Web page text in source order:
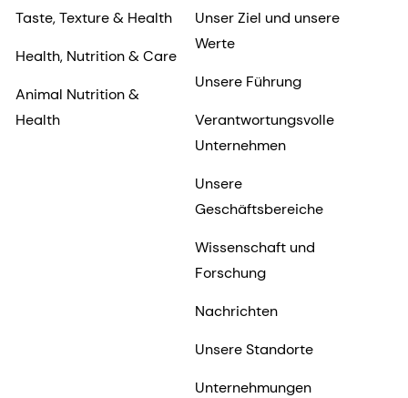
Taste, Texture & Health
Health, Nutrition & Care
Animal Nutrition &
Health
Unser Ziel und unsere
Werte
Unsere Führung
Verantwortungsvolle
Unternehmen
Unsere
Geschäftsbereiche
Wissenschaft und
Forschung
Nachrichten
Unsere Standorte
Unternehmungen